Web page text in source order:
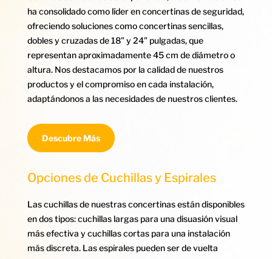
ha consolidado como líder en concertinas de seguridad,
ofreciendo soluciones como concertinas sencillas,
dobles y cruzadas de 18” y 24” pulgadas, que
representan aproximadamente 45 cm de diámetro o
altura. Nos destacamos por la calidad de nuestros
productos y el compromiso en cada instalación,
adaptándonos a las necesidades de nuestros clientes.
Descubre Más
Opciones de Cuchillas y Espirales
Las cuchillas de nuestras concertinas están disponibles
en dos tipos: cuchillas largas para una disuasión visual
más efectiva y cuchillas cortas para una instalación
más discreta. Las espirales pueden ser de vuelta